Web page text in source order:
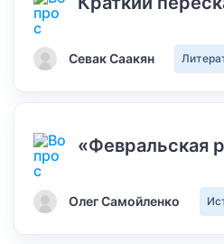
Севак Саакян
«Февральская
Олег Самойленко